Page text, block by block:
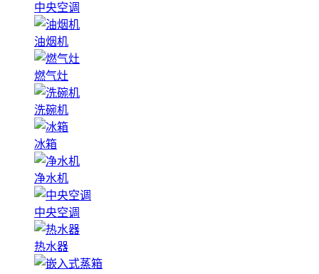
中央空调
油烟机
燃气灶
洗碗机
冰箱
净水机
中央空调
热水器